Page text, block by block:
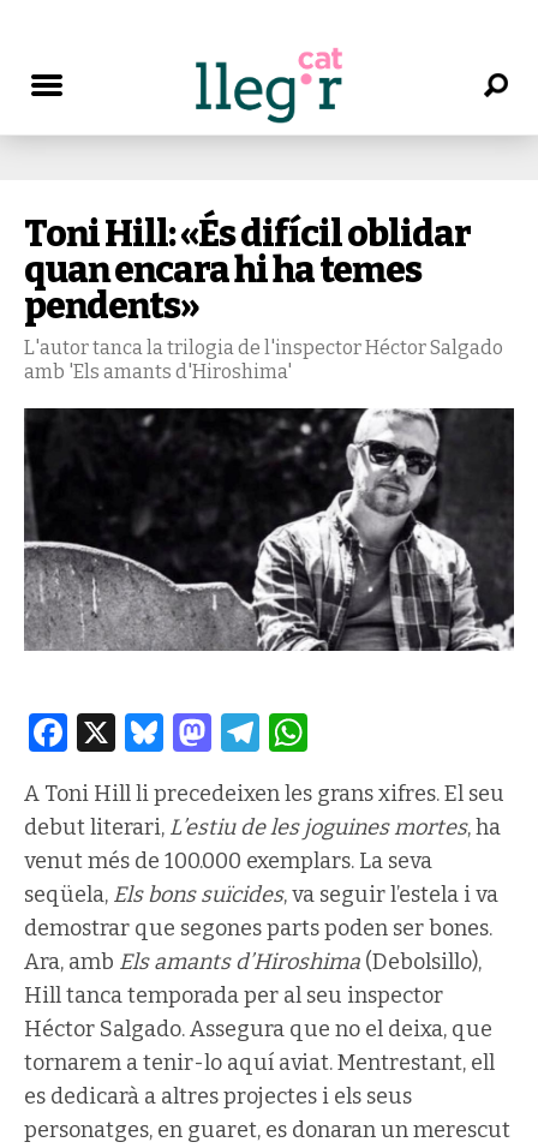
Toni Hill: «És difícil oblidar
quan encara hi ha temes
pendents»
L'autor tanca la trilogia de l'inspector Héctor Salgado
amb 'Els amants d'Hiroshima'
Facebook
X Bluesky
Mastodon
Telegram
A Toni Hill li precedeixen les grans xifres. El seu
debut literari, L’estiu de les joguines mortes, ha
venut més de 100.000 exemplars. La seva
seqüela, Els bons suïcides, va seguir l’estela i va
demostrar que segones parts poden ser bones.
Ara, amb Els amants d’Hiroshima (Debolsillo),
Hill tanca temporada per al seu inspector
Héctor Salgado. Assegura que no el deixa, que
tornarem a tenir-lo aquí aviat. Mentrestant, ell
es dedicarà a altres projectes i els seus
personatges, en guaret, es donaran un merescut